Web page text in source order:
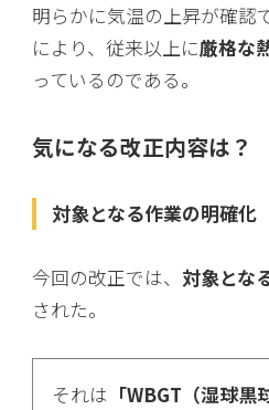
明らかに気温の上昇が確認
により、従来以上に厳格な
っているのである。
気になる改正内容は？
対象となる作業の明確化
今回の改正では、 対象とな
された。
それは 「WBGT（湿球